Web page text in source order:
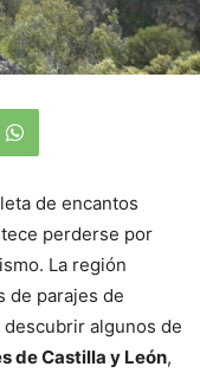
de encantos
perderse por
La región
de parajes de
algunos de
de Castilla y León,